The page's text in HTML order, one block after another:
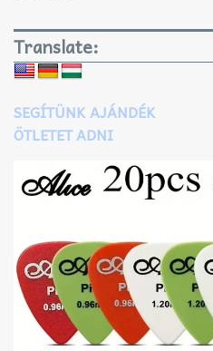
Translate:
SEGÍTÜNK AJÁNDÉK
ÖTLETET ADNI